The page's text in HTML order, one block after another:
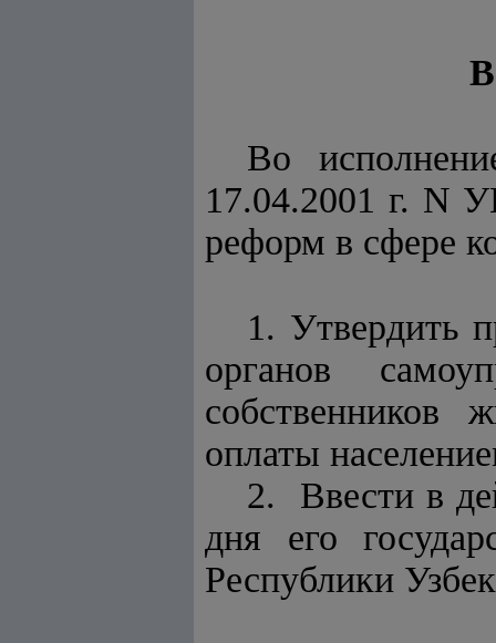
Во
17.04.2001 г. N
реформ в сфере
1. Утвердить
органов
собственников
оплаты
2. Ввести в
дня его
Республики